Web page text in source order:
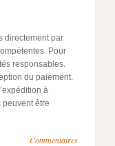
directement par
Pour
responsables.
du paiement.
à
peuvent être
Commentaires